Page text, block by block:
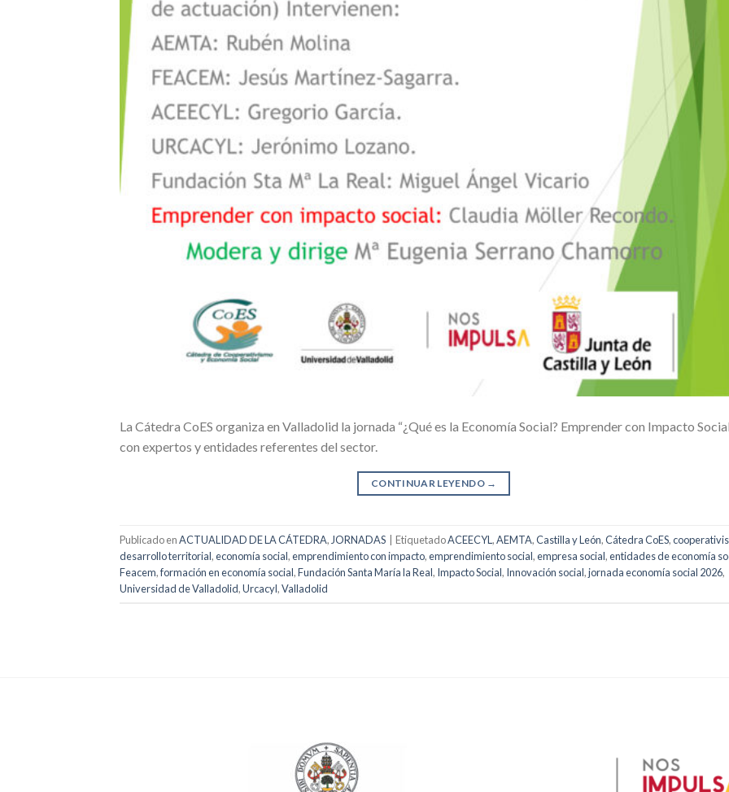
La Cátedra CoES organiza en Valladolid la jornada “¿Qué es la Economía Social? Emprender con Impacto
con expertos y entidades referentes del sector.
CONTINUAR LEYENDO →
Publicado enACTUALIDAD DE LA CÁTEDRA, JORNADAS | EtiquetadoACEECYL ,AEMTA,Castilla y León,Cátedra CoES,
desarrollo territorial,economía social,emprendimiento con impacto,emprendimiento social,empresa social,entidades de economía
Feacem,formación en economía social,Fundación Santa María la Real, Impacto Social, Innovación social,jornada economía social 2026,
Universidad de Valladolid,Urcacyl,Valladolid